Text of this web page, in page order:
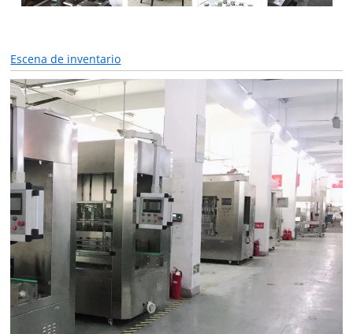
Escena de inventario